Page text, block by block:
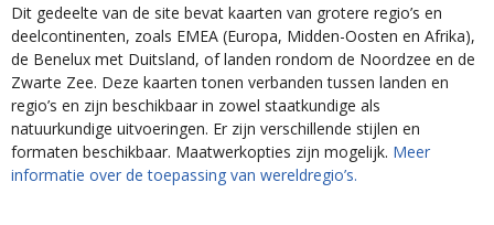
Dit gedeelte van de site bevat kaarten van grotere regio’s en
deelcontinenten, zoals EMEA (Europa, Midden-Oosten en Afrika),
de Benelux met Duitsland, of landen rondom de Noordzee en de
Zwarte Zee. Deze kaarten tonen verbanden tussen landen en
regio’s en zijn beschikbaar in zowel staatkundige als
natuurkundige uitvoeringen. Er zijn verschillende stijlen en
formaten beschikbaar. Maatwerkopties zijn mogelijk. Meer
informatie over de toepassing van wereldregio’s.